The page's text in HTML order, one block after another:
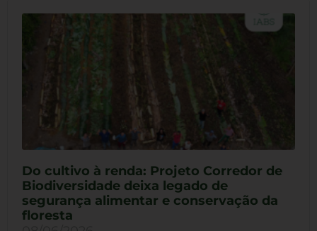
Do cultivo à renda: Projeto Corredor de
Biodiversidade deixa legado de
segurança alimentar e conservação da
floresta